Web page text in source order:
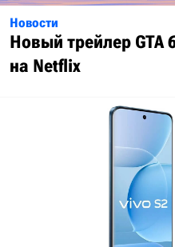
Новости
Новый трейлер GTA
на Netflix